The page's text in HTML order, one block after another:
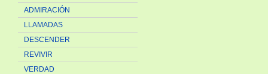
ADMIRACIÓN
LLAMADAS
DESCENDER
REVIVIR
VERDAD